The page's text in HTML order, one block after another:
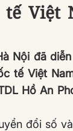
Việt
Nội đã
tế Việt
Hồ An
đổi số